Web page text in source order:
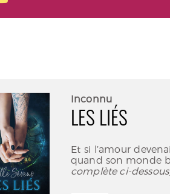
Inconnu
LES LIÉS
Et si l’amour
quand son monde
complète ci-